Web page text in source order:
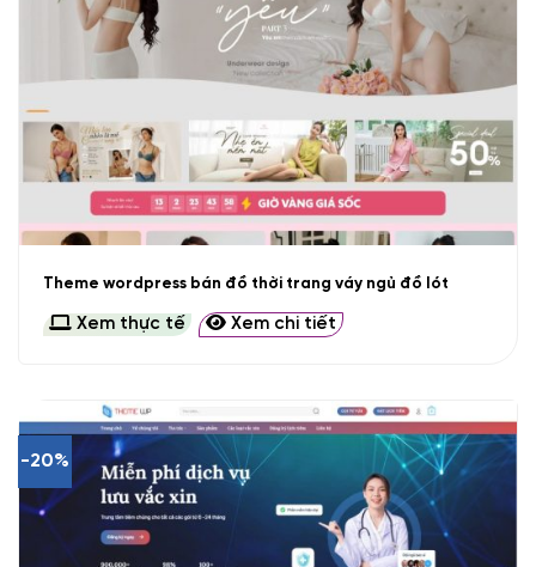
Theme wordpress bán đồ thời trang váy ngủ đồ lót
Xem thực tế Xem chi tiết
-20%